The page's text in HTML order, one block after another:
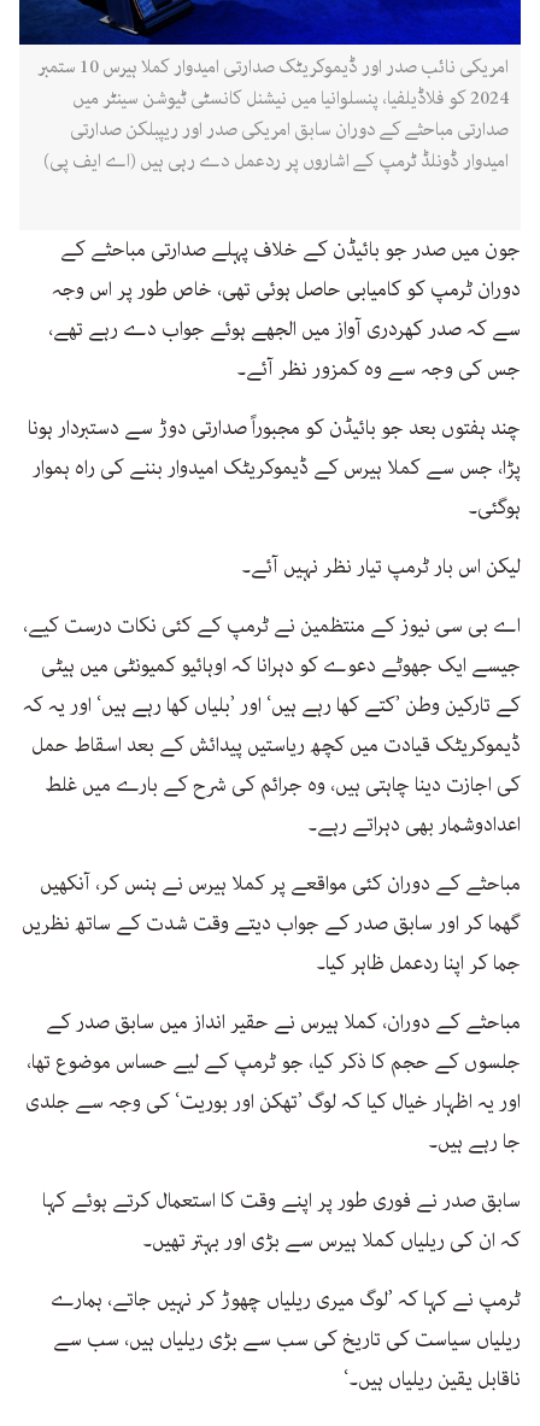
امریکی نائب صدر اور ڈیموکریٹک صدارتی امیدوار کملا ہیرس 10 ستمبر
2024 کو فلاڈیلفیا، پنسلوانیا میں نیشنل کانسٹی ٹیوشن سینٹر میں
صدارتی مباحثے کے دوران سابق امریکی صدر اور ریپبلکن صدارتی
امیدوار ڈونلڈ ٹرمپ کے اشاروں پر ردعمل دے رہی ہیں (اے ایف پی)
جون میں صدر جو بائیڈن کے خلاف پہلے صدارتی مباحثے کے
دوران ٹرمپ کو کامیابی حاصل ہوئی تھی، خاص طور پر اس وجہ
سے کہ صدر کھردری آواز میں الجھے ہوئے جواب دے رہے تھے،
جس کی وجہ سے وہ کمزور نظر آئے۔
چند ہفتوں بعد جو بائیڈن کو مجبوراً صدارتی دوڑ سے دستبردار ہونا
پڑا، جس سے کملا ہیرس کے ڈیموکریٹک امیدوار بننے کی راہ ہموار
ہوگئی۔
لیکن اس بار ٹرمپ تیار نظر نہیں آئے۔
اے بی سی نیوز کے منتظمین نے ٹرمپ کے کئی نکات درست کیے،
جیسے ایک جھوٹے دعوے کو دہرانا کہ اوہائیو کمیونٹی میں ہیٹی
کے تارکین وطن ’کتے کھا رہے ہیں‘ اور ’بلیاں کھا رہے ہیں‘ اور یہ کہ
ڈیموکریٹک قیادت میں کچھ ریاستیں پیدائش کے بعد اسقاط حمل
کی اجازت دینا چاہتی ہیں، وہ جرائم کی شرح کے بارے میں غلط
اعدادوشمار بھی دہراتے رہے۔
مباحثے کے دوران کئی مواقعے پر کملا ہیرس نے ہنس کر، آنکھیں
گھما کر اور سابق صدر کے جواب دیتے وقت شدت کے ساتھ نظریں
جما کر اپنا ردعمل ظاہر کیا۔
مباحثے کے دوران، کملا ہیرس نے حقیر انداز میں سابق صدر کے
جلسوں کے حجم کا ذکر کیا، جو ٹرمپ کے لیے حساس موضوع تھا،
اور یہ اظہار خیال کیا کہ لوگ ’تھکن اور بوریت‘ کی وجہ سے جلدی
جا رہے ہیں۔
سابق صدر نے فوری طور پر اپنے وقت کا استعمال کرتے ہوئے کہا
کہ ان کی ریلیاں کملا ہیرس سے بڑی اور بہتر تھیں۔
ٹرمپ نے کہا کہ ’لوگ میری ریلیاں چھوڑ کر نہیں جاتے، ہمارے
ریلیاں سیاست کی تاریخ کی سب سے بڑی ریلیاں ہیں، سب سے
ناقابل یقین ریلیاں ہیں۔‘